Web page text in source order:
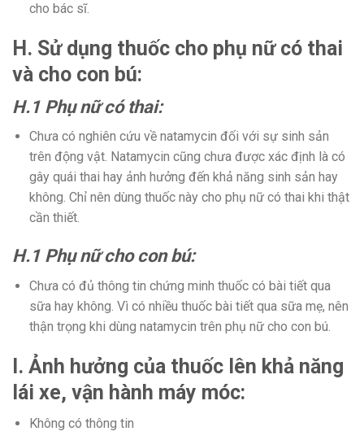
cho bác sĩ.
H. Sử dụng thuốc cho phụ nữ có thai
và cho con bú:
H.1 Phụ nữ có thai:
Chưa có nghiên cứu về natamycin đối với sự sinh sản
trên động vật. Natamycin cũng chưa được xác định là có
gây quái thai hay ảnh hưởng đến khả năng sinh sản hay
không. Chỉ nên dùng thuốc này cho phụ nữ có thai khi thật
cần thiết.
H.1 Phụ nữ cho con bú:
Chưa có đủ thông tin chứng minh thuốc có bài tiết qua
sữa hay không. Vì có nhiều thuốc bài tiết qua sữa mẹ, nên
thận trọng khi dùng natamycin trên phụ nữ cho con bú.
I. Ảnh hưởng của thuốc lên khả năng
lái xe, vận hành máy móc:
Không có thông tin